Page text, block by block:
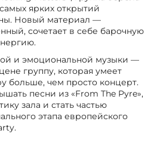
ярких открытий
Новый материал —
сочетает в себе барочную
и эмоциональной музыки —
группу, которая умеет
больше, чем просто концерт.
песни из «From The Pyre»,
зала и стать частью
этапа европейского